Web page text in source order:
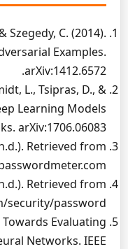
Szegedy, C. (2014).
Examples.
arXiv:1412.6572.
L., Tsipras, D., &
Learning Models
arXiv:1706.06083.
Retrieved from
Retrieved from
security/password
Towards Evaluating
Networks. IEEE